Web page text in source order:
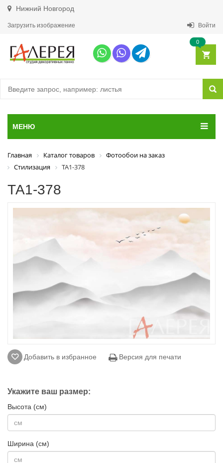
Нижний Новгород
Загрузить изображение Войти
0
МЕНЮ
Главная Каталог товаров
Фотообои на заказ
Стилизация
ТА1-378
ТА1-378
Добавить в избранное Версия для печати
Укажите ваш размер:
Высота (см)
Ширина (см)